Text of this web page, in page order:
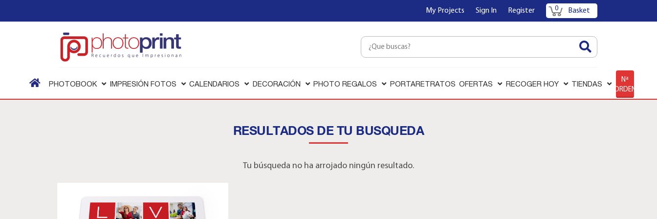
My Projects Sign In Register 0 Basket
PHOTOBOOK IMPRESIÓN FOTOS CALENDARIOS DECORACIÓN PHOTO REGALOS PORTARETRATOS OFERTAS RECOGER HOY TIENDAS
Nª
ORDEN
RESULTADOS DE TU BUSQUEDA
Tu búsqueda no ha arrojado ningún resultado.